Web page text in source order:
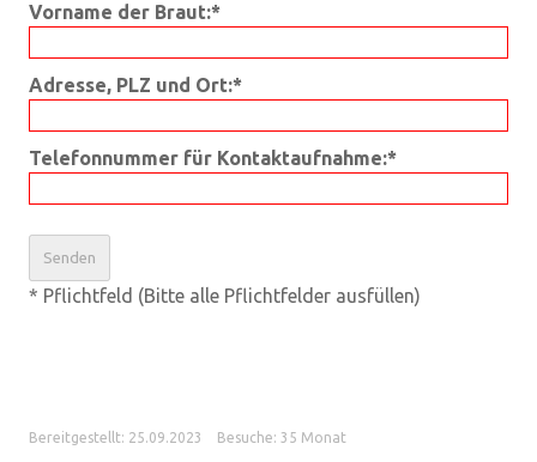
Vorname der Braut:*
Adresse, PLZ und Ort:*
Telefonnummer für Kontaktaufnahme:*
* Pflichtfeld (Bitte alle Pflichtfelder ausfüllen)
Bereitgestellt: 25.09.2023
Besuche: 35 Monat